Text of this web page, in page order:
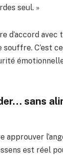
seul. »
d’accord
souffre. C’est
sans
approuver
est réel